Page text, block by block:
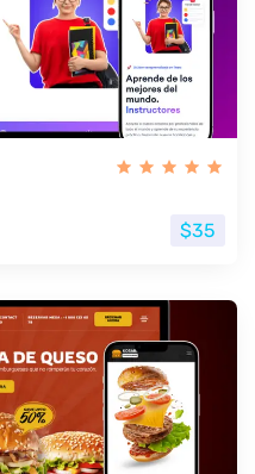
$35